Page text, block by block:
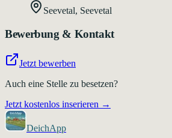
Seevetal, Seevetal
Bewerbung & Kontakt
Jetzt bewerben
Auch eine Stelle zu besetzen?
Jetzt kostenlos inserieren →
DeichApp